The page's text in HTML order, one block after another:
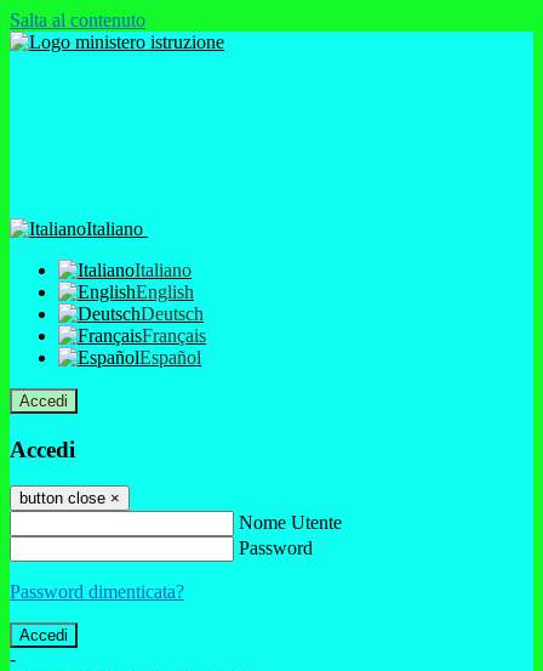
Salta al contenuto
Italiano
Italiano
English
Deutsch
Français
Español
Accedi
Accedi
button close ×
Nome Utente
Password
Password dimenticata?
-